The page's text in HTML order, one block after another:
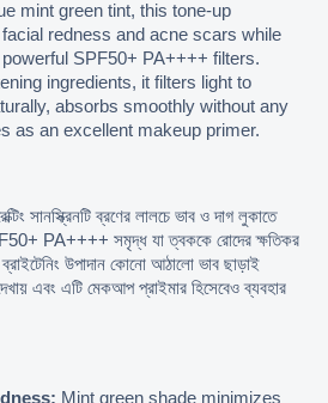
mint green tint, this tone-up
redness and acne scars while
SPF50+ PA++++ filters.
ingredients, it filters light to
absorbs smoothly without any
as an excellent makeup primer.
সানস্ক্রিনটি ব্রণের লালচে ভাব ও দাগ লুকাতে
PA++++ সমৃদ্ধ যা ত্বককে রোদের ক্ষতিকর
উপাদান কোনো আঠালো ভাব ছাড়াই
এবং এটি মেকআপ প্রাইমার হিসেবেও ব্যবহার
Mint green shade minimizes